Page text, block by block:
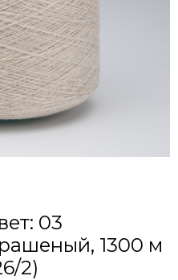
03
1300 м
2)